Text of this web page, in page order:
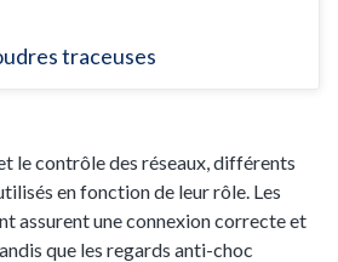
traceuses
le contrôle des réseaux, différents
en fonction de leur rôle. Les
assurent une connexion correcte et
que les regards anti-choc